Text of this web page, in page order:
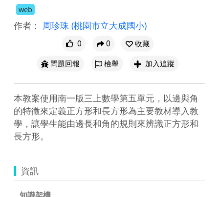
web
作者： 周珍珠 (桃園市立大成國小)
0 0
收藏
問題回報
檢舉 加入追蹤
本教案使用南一版三上數學第五單元，以邊與角
的特徵來定義正方形和長方形為主要教材導入教
學，讓學生能由邊長和角的規則來辨識正方形和
長方形。
資訊